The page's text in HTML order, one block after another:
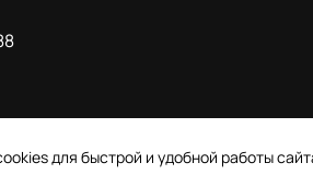
для быстрой и удобной работы